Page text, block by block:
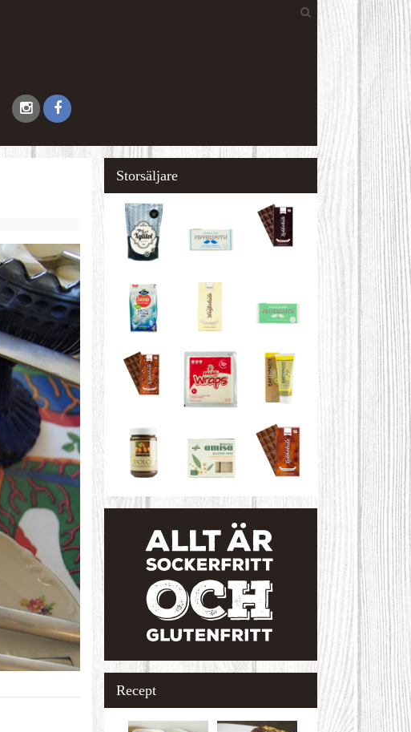
Storsäljare
Recept